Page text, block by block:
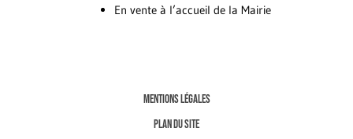
En vente à l’accueil de la Mairie
MENTIONS LÉGALES
PLAN DU SITE